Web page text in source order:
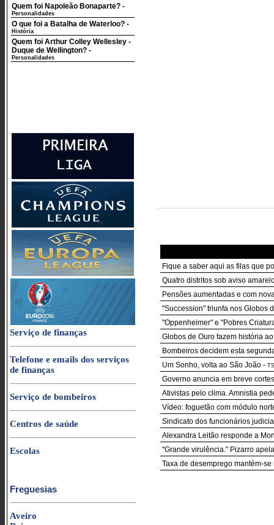
Quem foi Napoleão Bonaparte? -
Personalidades
O que foi a Batalha de Waterloo? -
História
Quem foi Arthur Colley Wellesley -
Duque de Wellington? -
Personalidades
Serviço de finanças
Telefone e emails dos serviços
de finanças
Serviço de bombeiros
Centros de saúde
Escolas
Freguesias
Aveiro
Fique a saber aqui as filas que
Quatro distritos sob aviso
Pensões aumentadas e com
"Succession" triunfa nos Globos
"Oppenheimer" e "Pobres
Globos de Ouro fazem história
Bombeiros decidem esta
Um Sonho, volta ao São João -
Governo anuncia em breve
Ativistas pelo clima. Amnistia
Vídeo: foguetão com módulo
Sindicato dos funcionários
Alexandra Leitão responde a
"Grande virulência." Pizarro
Taxa de desemprego mantém-se